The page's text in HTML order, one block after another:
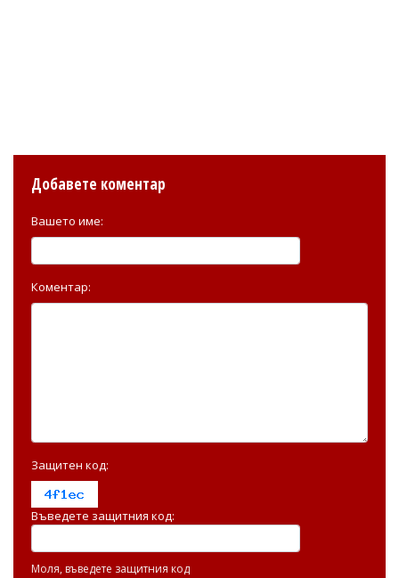
Добавете коментар
Вашето име:
Коментар:
Защитен код:
Въведете защитния код:
Моля, въведете защитния код